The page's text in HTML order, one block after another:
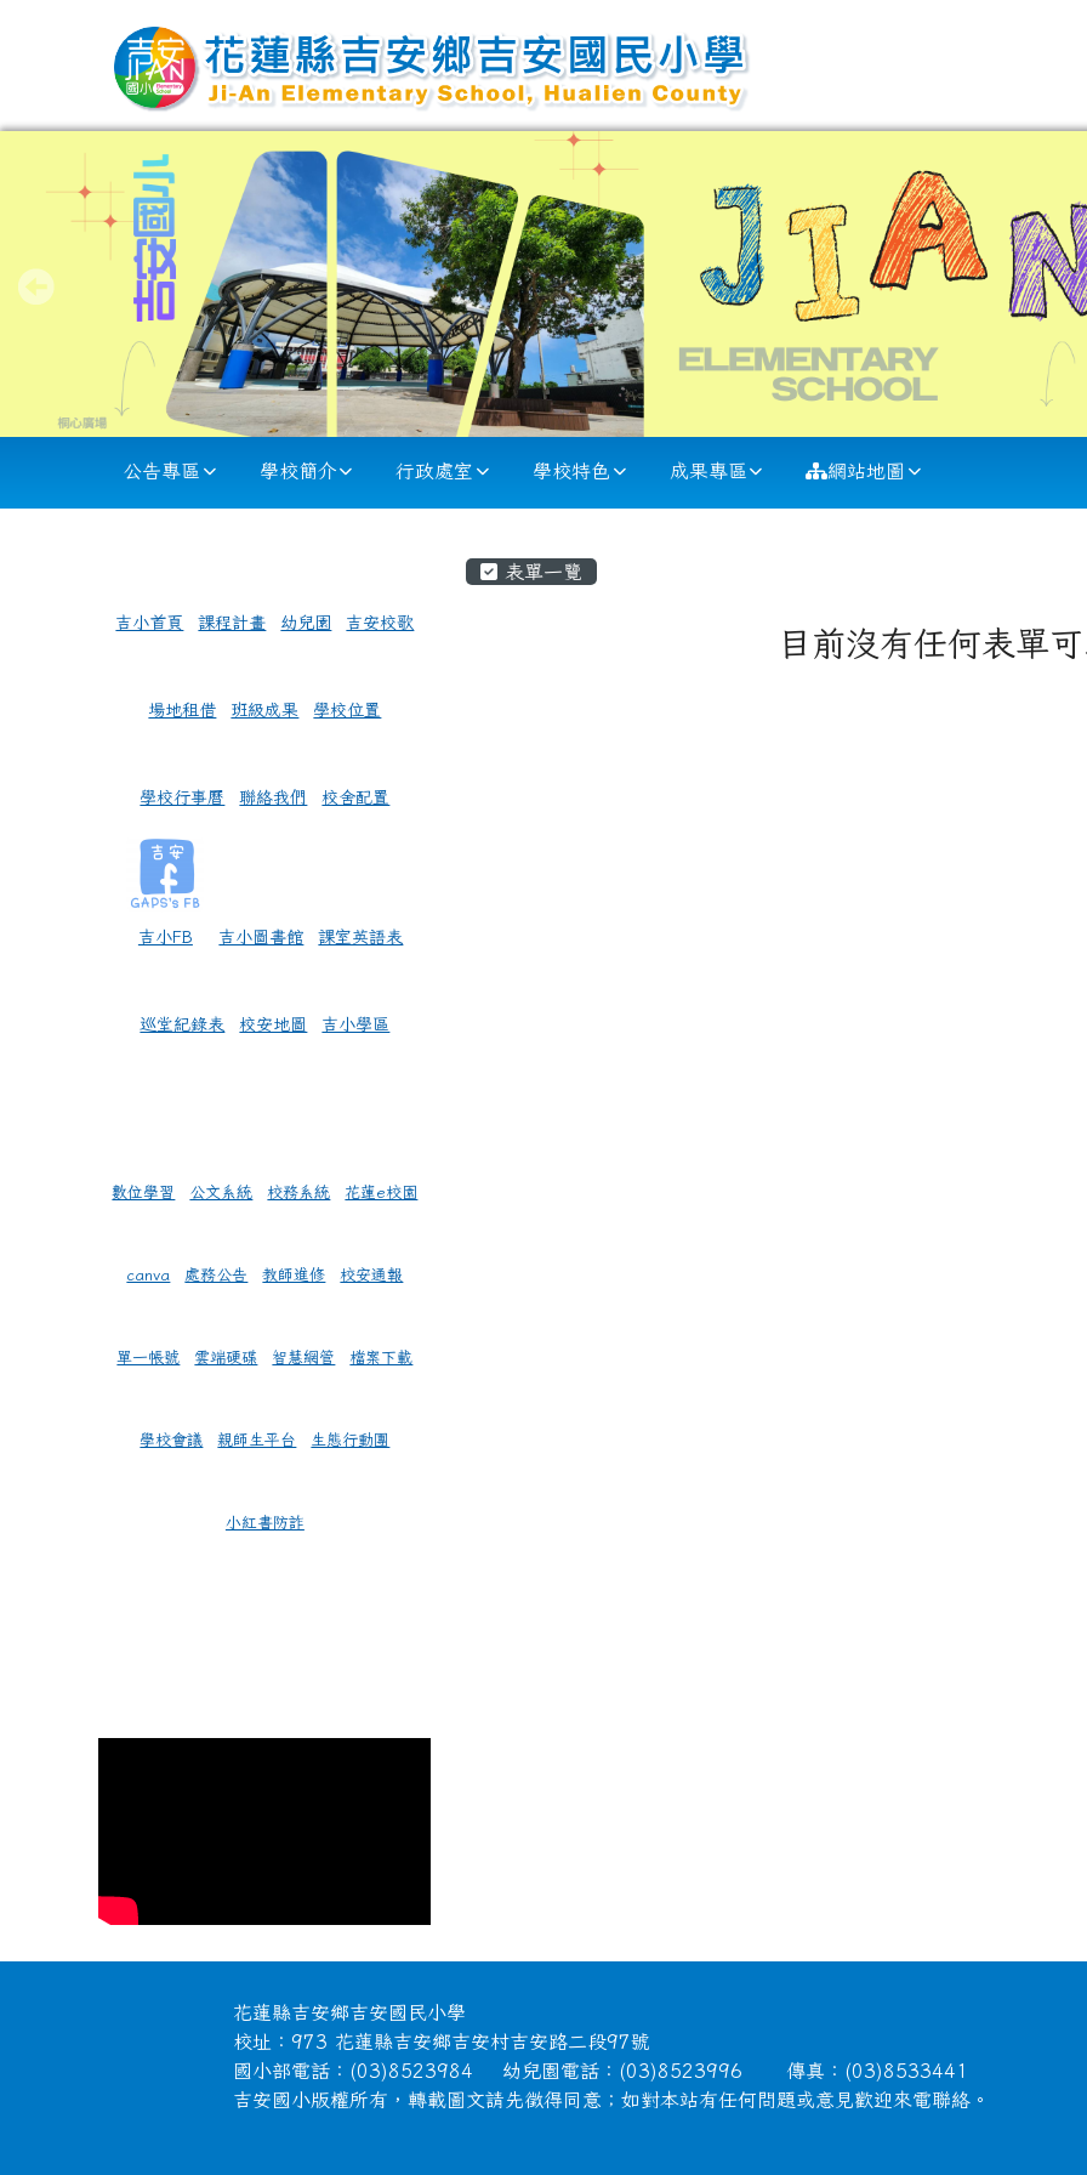
花蓮縣吉安國小
公告專區 學校簡介 行政處室 學校特色 成果專區 網站地圖
吉小首頁 課程計畫 幼兒園 吉安校歌
場地租借 班級成果 學校位置
學校行事曆 聯絡我們 校舍配置
吉小FB 吉小圖書館 課室英語表
巡堂紀錄表 校安地圖 吉小學區
數位學習 公文系統 校務系統 花蓮e校園
canva 處務公告 教師進修 校安通報
單一帳號 雲端硬碟 智慧網管 檔案下載
學校會議 親師生平台 生態行動團
小紅書防詐
主內容區域
表單一覽
目前沒有任何表單
頁尾區域內容花蓮縣吉安鄉吉安國民小學
校址：973 花蓮縣吉安鄉吉安村吉安路二段97號
國小部電話：(03)8523984 幼兒園電話：(03)8523996 傳真：(03)8533441
吉安國小版權所有，轉載圖文請先徵得同意；如對本站有任何問題或意見歡迎來電聯絡。